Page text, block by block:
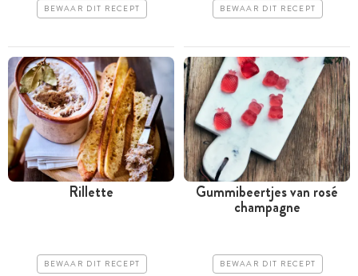
BEWAAR DIT RECEPT BEWAAR DIT RECEPT
Rillette
BEWAAR DIT RECEPT
Gummibeertjes van rosé
champagne
BEWAAR DIT RECEPT